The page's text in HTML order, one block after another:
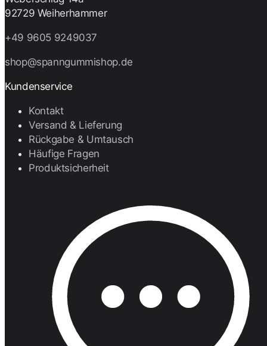
92729 Weiherhammer
+49 9605 9249037
shop@spanngummishop.de
Kundenservice
Kontakt
Versand & Lieferung
Rückgabe & Umtausch
Häufige Fragen
Produktsicherheit